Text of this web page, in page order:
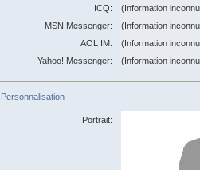
ICQ:
(Information
MSN Messenger:
(Information
AOL IM:
(Information
Yahoo! Messenger:
(Information
Personnalisation
Portrait: